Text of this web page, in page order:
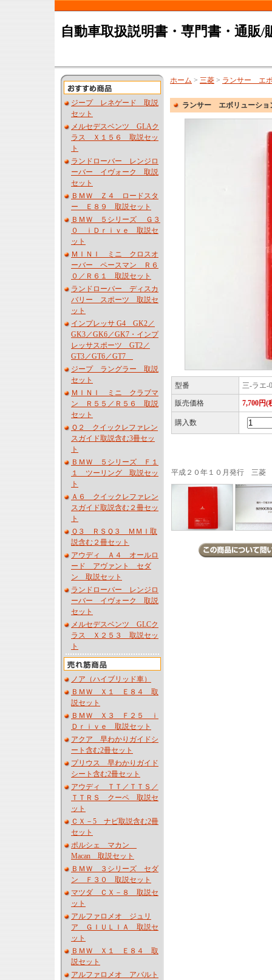
自動車取扱説明書・専門書・通販/
ジープ レネゲード 取説
セット
メルセデスベンツ GLAク
ラス Ｘ１５６ 取説セッ
ト
ランドローバー レンジロ
ーバー イヴォーク 取説
セット
ＢＭＷ Ｚ４ ロードスタ
ー Ｅ８９ 取説セット
ＢＭＷ ５シリーズ Ｇ３
０ ｉＤｒｉｖｅ 取説セ
ット
ＭＩＮＩ ミニ クロスオ
ーバー ペースマン Ｒ６
０／Ｒ６１ 取説セット
ランドローバー ディスカ
バリー スポーツ 取説セ
ット
インプレッサ G4 GK2／
GK3／GK6／GK7・インプ
レッサスポーツ GT2／
GT3／GT6／GT7
ジープ ラングラー 取説
セット
ＭＩＮＩ ミニ クラブマ
ン Ｒ５５／Ｒ５６ 取説
セット
Ｑ２ クイックレファレン
スガイド取説含む3冊セッ
ト
ＢＭＷ ５シリーズ Ｆ１
１ ツーリング 取説セッ
ト
Ａ６ クイックレファレン
スガイド取説含む２冊セッ
ト
Ｑ３ ＲＳＱ３ ＭＭＩ取
説含む２冊セット
アウディ Ａ４ オールロ
ード アヴァント セダ
ン 取説セット
ランドローバー レンジロ
ーバー イヴォーク 取説
セット
メルセデスベンツ GLCク
ラス Ｘ２５３ 取説セッ
ト
ノア（ハイブリッド車）
ＢＭＷ Ｘ１ Ｅ８４ 取
説セット
ＢＭＷ Ｘ３ Ｆ２５ ｉ
Ｄｒｉｖｅ 取説セット
アクア 早わかりガイドシ
ート含む2冊セット
プリウス 早わかりガイド
シート含む2冊セット
アウディ ＴＴ／ＴＴＳ／
ＴＴＲＳ クーペ 取説セ
ット
ＣＸ－5 ナビ取説含む2冊
セット
ポルシェ マカン
Macan 取説セット
ＢＭＷ ３シリーズ セダ
ン Ｆ３０ 取説セット
マツダ ＣＸ－８ 取説セ
ット
アルファロメオ ジュリ
ア ＧＩＵＬＩＡ 取説セ
ット
ＢＭＷ Ｘ１ Ｅ８４ 取
説セット
アルファロメオ アバルト
ホーム > 三菱 > ランサー エ
ランサー エボリューショ
型番 三-ラエ-
販売価格 7,700円(
購入数
平成２０年１０月発行 三